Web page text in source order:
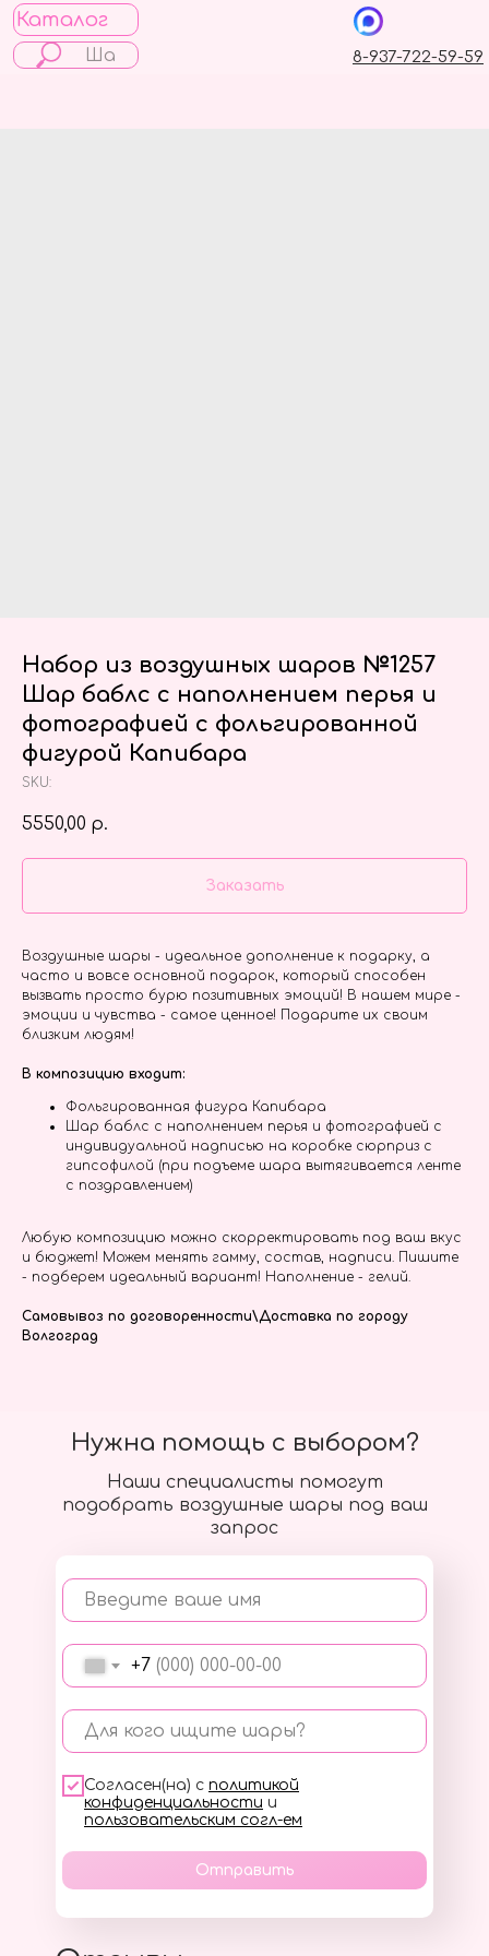
Каталог
8-937-722-59-59
Набор из воздушных шаров №1257
Шар баблс с наполнением перья и
фотографией с фольгированной
фигурой Капибара
SKU:
5550,00 р.
Заказать
Воздушные шары - идеальное дополнение к подарку, а
часто и вовсе основной подарок, который способен
вызвать просто бурю позитивных эмоций! В нашем мире -
эмоции и чувства - самое ценное! Подарите их своим
близким людям!
В композицию входит:
Фольгированная фигура Капибара
Шар баблс с наполнением перья и фотографией с
индивидуальной надписью на коробке сюрприз с
гипсофилой (при подъеме шара вытягивается ленте
с поздравлением)
Любую композицию можно скорректировать под ваш вкус
и бюджет! Можем менять гамму, состав, надписи. Пишите
- подберем идеальный вариант! Наполнение - гелий.
Самовывоз по договоренности\Доставка по городу
Волгоград
Наши специалисты помогут
подобрать воздушные шары под ваш
запрос
Введите ваше имя
+7
Для кого ищите шары?
Согласен(на) с политикой
конфиденциальности и
пользовательским согл-ем
Отправить
Нужна помощь с выбором?